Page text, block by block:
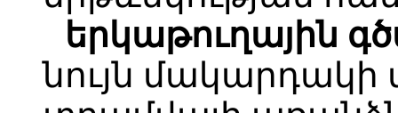
երկաթուղային
նույն մակարդակի